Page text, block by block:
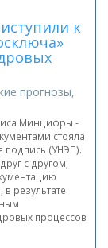
к
прогнозы,
Минцифры -
стояла
подпись (УНЭП).
с другом,
результате
процессов